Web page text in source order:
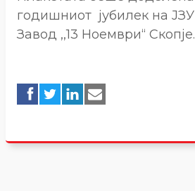
годишниот јубилек на
Завод ,,13 Ноември“ Скопје.